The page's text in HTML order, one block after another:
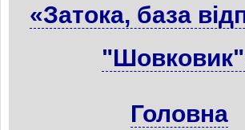
«Затока, база
Головна